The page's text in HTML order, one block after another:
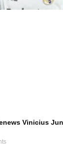
Vinicius